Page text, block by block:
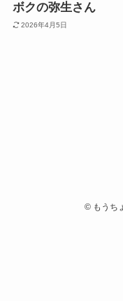
ボクの弥生さん
2026年4月5日
©もうち